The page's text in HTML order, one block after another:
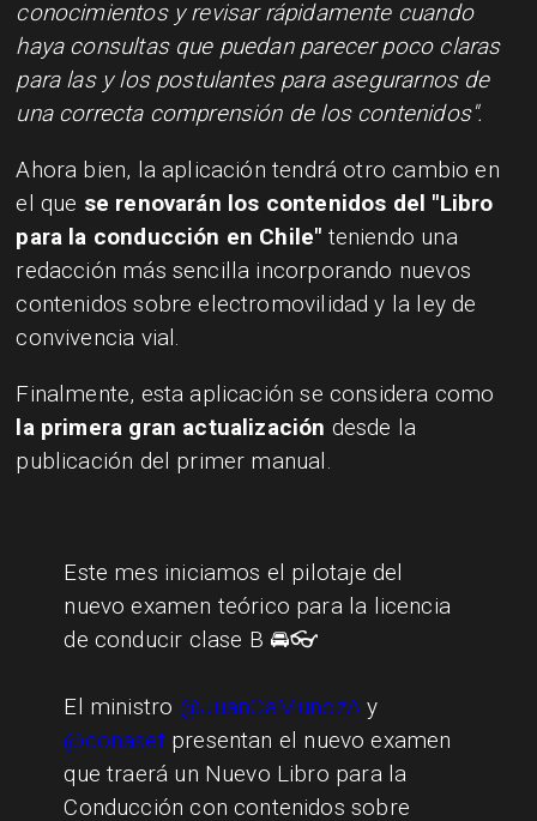
conocimientos y revisar rápidamente cuando
haya consultas que puedan parecer poco claras
para las y los postulantes para asegurarnos de
una correcta comprensión de los contenidos".
Ahora bien, la aplicación tendrá otro cambio en
el que se renovarán los contenidos del "Libro
para la conducción en Chile" teniendo una
redacción más sencilla incorporando nuevos
contenidos sobre electromovilidad y la ley de
convivencia vial.
Finalmente, esta aplicación se considera como
la primera gran actualización desde la
publicación del primer manual.
Este mes iniciamos el pilotaje del
nuevo examen teórico para la licencia
de conducir clase B 🚘👓
El ministro @JuanCaMunozAy
@conasetpresentan el nuevo examen
que traerá un Nuevo Libro para la
Conducción con contenidos sobre